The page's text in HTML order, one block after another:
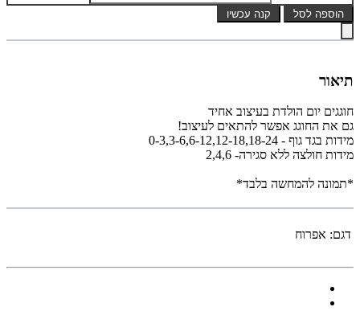
הוספה לסל קנה עכשיו
תיאור
חוגגים יום הולדת בעיצוב אחיד
גם את החוגג אפשר להתאים לעיצוב!
מידות בגד גוף - 0-3,3-6,6-12,12-18,18-24
מידות חולצה ללא סגירה- 2,4,6
*תמונה להמחשה בלבד*
דגם: אפרוח